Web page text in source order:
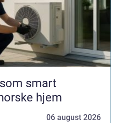
smart
hjem
06 august 2026